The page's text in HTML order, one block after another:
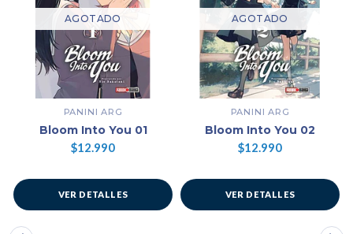
AGOTADO
PANINI ARG
Bloom Into You 01
$12.990
VER DETALLES
AGOTADO
PANINI ARG
Bloom Into You 02
$12.990
VER DETALLES